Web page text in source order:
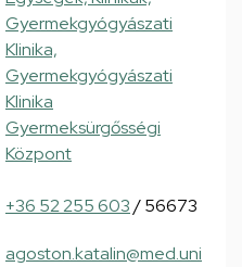
Gyermekgyógyászati
Klinika,
Gyermekgyógyászati
Klinika
Gyermeksürgősségi
Központ
+36 52 255 603/ 56673
agoston.katalin@med.uni